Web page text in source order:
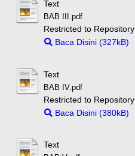
Text
BAB III.pdf
Restricted to
Baca Disini (327kB)
Text
BAB IV.pdf
Restricted to
Baca Disini (380kB)
Text